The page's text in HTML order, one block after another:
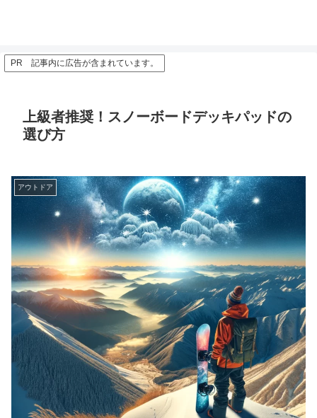
PR 記事内に広告が含まれています。
上級者推奨！スノーボードデッキパッドの
選び方
アウトドア